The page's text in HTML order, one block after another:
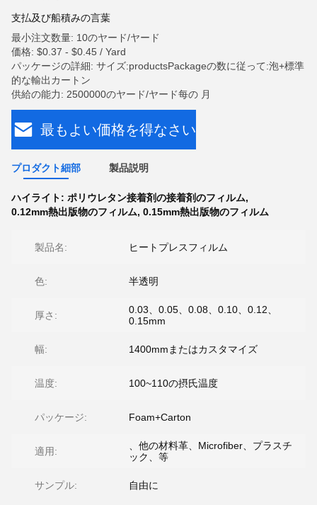
支払及び船積みの言葉
最小注文数量: 10のヤード/ヤード
価格: $0.37 - $0.45 / Yard
パッケージの詳細: サイズ:productsPackageの数に従って:泡+標準
的な輸出カートン
供給の能力: 2500000のヤード/ヤード每の 月
最もよい価格を得なさい
プロダクト細部 製品説明
ハイライト: ポリウレタン接着剤の接着剤のフィルム,
0.12mm熱出版物のフィルム, 0.15mm熱出版物のフィルム
製品名: ヒートプレスフィルム
色: 半透明
厚さ:
0.03、0.05、0.08、0.10、0.12、
0.15mm
幅: 1400mmまたはカスタマイズ
温度: 100~110の摂氏温度
パッケージ: Foam+Carton
適用:
、他の材料革、Microfiber、プラスチ
ック、等
サンプル: 自由に